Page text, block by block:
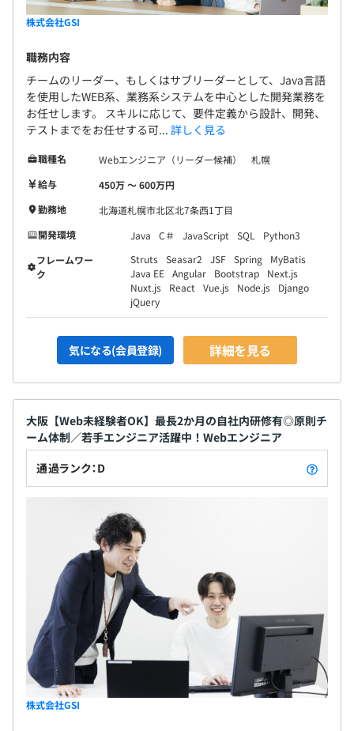
株式会社GSI
職務内容
チームのリーダー、もしくはサブリーダーとして、Java言語
を使用したWEB系、業務系システムを中心とした開発業務を
お任せします。 スキルに応じて、要件定義から設計、開発、
テストまでをお任せする可... 詳しく見る
職種名
Webエンジニア（リーダー候補） 札幌
給与
450万 〜 600万円
勤務地
北海道札幌市北区北7条西1丁目
開発環境
Java C＃ JavaScript SQL
Python3
フレームワー
ク
Struts Seasar2 JSF Spring
MyBatis
Java EE Angular Bootstrap
Next.js
Nuxt.js
React Vue.js Node.js
Django
jQuery
気になる(会員登録) 詳細を見る
大阪【Web未経験者OK】最長2か月の自社内研修有◎原則チ
ーム体制／若手エンジニア活躍中！Webエンジニア
通過ランク：D
株式会社GSI